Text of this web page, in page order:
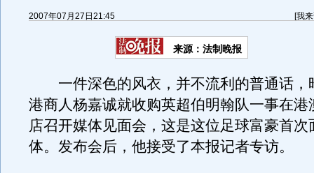
2007年07月27日21:45 [我
来源：法制晚报
一件深色的风衣，并不流利的普通话，
港商人杨嘉诚就收购英超伯明翰队一事在港
店召开媒体见面会，这是这位足球富豪首次
体。发布会后，他接受了本报记者专访。